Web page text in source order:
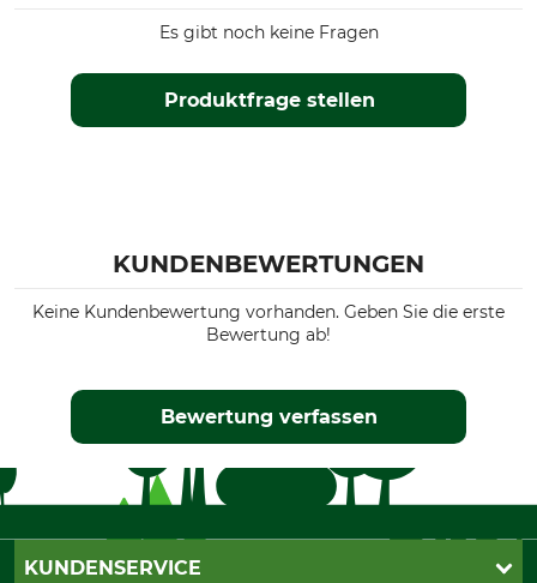
Produktfrage stellen
Es gibt noch keine Fragen
KUNDENBEWERTUNGEN
Keine Kundenbewertung vorhanden. Geben Sie die erste
Bewertung ab!
Bewertung verfassen
KUNDENSERVICE